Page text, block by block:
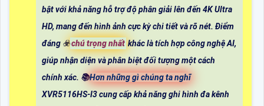
bật với khả năng hỗ trợ độ phân giải lên đến 4K Ultra
HD, mang đến hình ảnh cực kỳ chi tiết và rõ nét. Điểm
đáng ☣️chú trọng nhất khác là tích hợp công nghệ AI,
giúp nhận diện và phân biệt đối tượng một cách
chính xác. 📚Hơn những gì chúng ta nghĩ
XVR5116HS-I3 cung cấp khả năng ghi hình đa kênh